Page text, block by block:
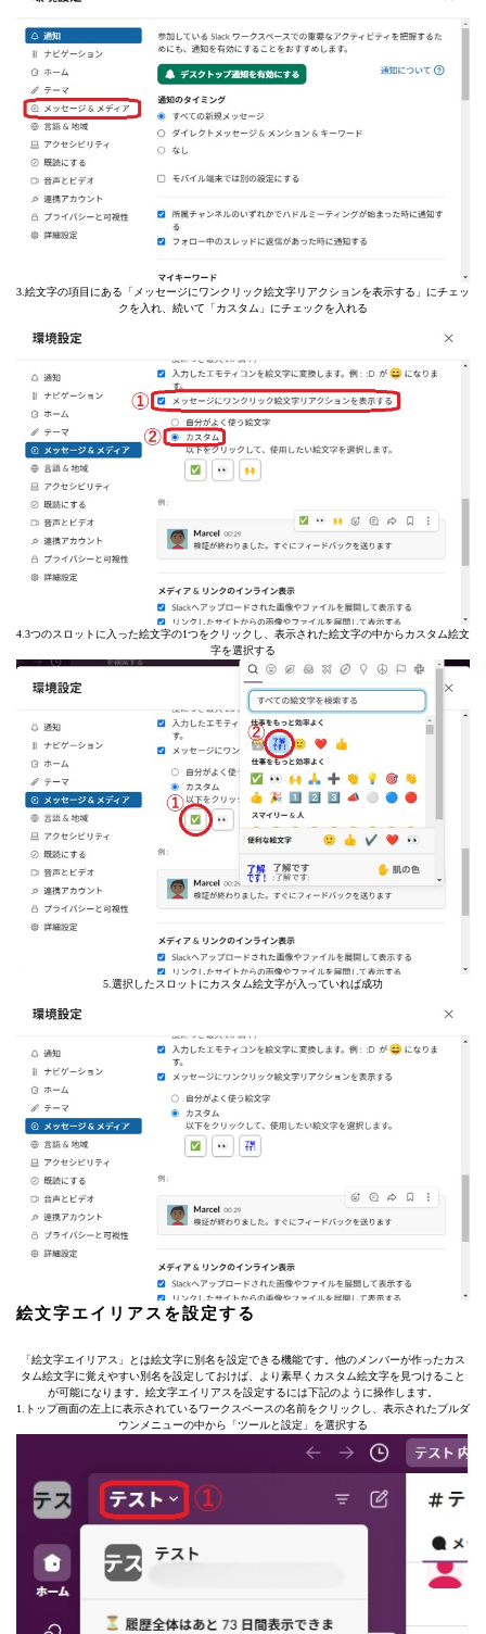
3.絵文字の項目にある「メッセージにワンクリック絵文字リアクションを表示する」にチェッ
クを入れ、続いて「カスタム」にチェックを入れる
4.3つのスロットに入った絵文字の1つをクリックし、表示された絵文字の中からカスタム絵文
字を選択する
5.選択したスロットにカスタム絵文字が入っていれば成功
絵文字エイリアスを設定する
「絵文字エイリアス」とは絵文字に別名を設定できる機能です。他のメンバーが作ったカス
タム絵文字に覚えやすい別名を設定しておけば、より素早くカスタム絵文字を見つけること
が可能になります。絵文字エイリアスを設定するには下記のように操作します。
1.トップ画面の左上に表示されているワークスペースの名前をクリックし、表示されたプルダ
ウンメニューの中から「ツールと設定」を選択する